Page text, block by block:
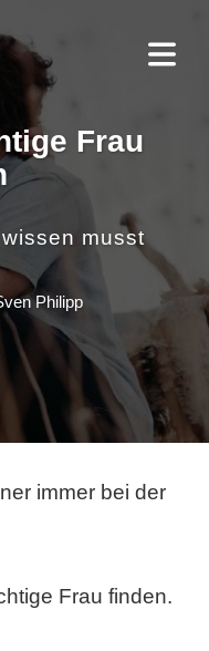
Frau
musst
Philipp
immer bei der
Frau finden.